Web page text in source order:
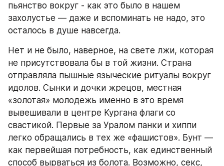
пьянство вокруг - как это было в нашем
захолустье — даже и вспоминать не надо, это
осталось в душе навсегда.
Нет и не было, наверное, на свете лжи, которая
не присутствовала бы в той жизни. Страна
отправляла пышные языческие ритуалы вокруг
идолов. Сынки и дочки жрецов, местная
«золотая» молодежь именно в это время
вывешивали в центре Кургана флаги со
свастикой. Первые за Уралом панки и хиппи
легко обращались в тех же «фашистов». Бунт —
как первейшая потребность, как единственный
способ вырваться из болота. Возможно, секс,